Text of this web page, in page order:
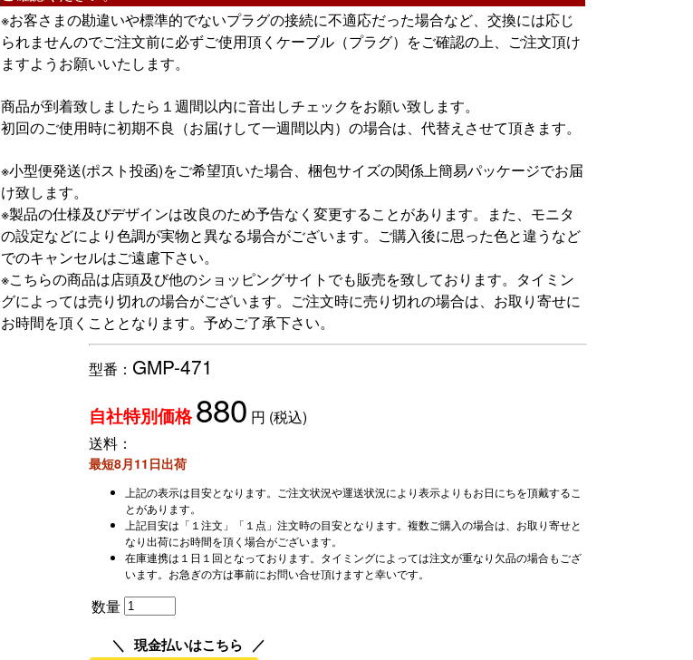
※お客さまの勘違いや標準的でないプラグの接続に不適応だった場合など、交換には応じ
られませんのでご注文前に必ずご使用頂くケーブル（プラグ）をご確認の上、ご注文頂け
ますようお願いいたします。
商品が到着致しましたら１週間以内に音出しチェックをお願い致します。
初回のご使用時に初期不良（お届けして一週間以内）の場合は、代替えさせて頂きます。
※小型便発送(ポスト投函)をご希望頂いた場合、梱包サイズの関係上簡易パッケージでお届
け致します。
※製品の仕様及びデザインは改良のため予告なく変更することがあります。また、モニタ
の設定などにより色調が実物と異なる場合がございます。ご購入後に思った色と違うなど
でのキャンセルはご遠慮下さい。
※こちらの商品は店頭及び他のショッピングサイトでも販売を致しております。タイミン
グによっては売り切れの場合がございます。ご注文時に売り切れの場合は、お取り寄せに
お時間を頂くこととなります。予めご了承下さい。
型番： GMP-471
自社特別価格 880 円 (税込)
送料：
最短8月11日出荷
上記の表示は目安となります。ご注文状況や運送状況により表示よりもお日にちを頂戴するこ
とがあります。
上記目安は「１注文」「１点」注文時の目安となります。複数ご購入の場合は、お取り寄せと
なり出荷にお時間を頂く場合がございます。
在庫連携は１日１回となっております。タイミングによっては注文が重なり欠品の場合もござ
います。お急ぎの方は事前にお問い合せ頂けますと幸いです。
数量
現金払いはこちら